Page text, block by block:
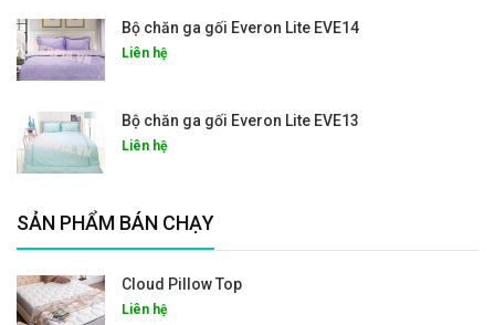
Bộ chăn ga gối Everon Lite EVE14
Liên hệ
Bộ chăn ga gối Everon Lite EVE13
Liên hệ
SẢN PHẨM BÁN CHẠY
Cloud Pillow Top
Liên hệ